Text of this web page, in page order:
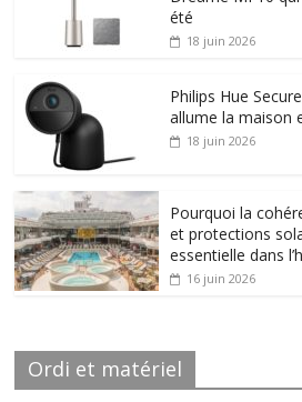
été
18 juin 2026
Philips Hue
allume la maison
18 juin 2026
Pourquoi la
et protections
essentielle dans
16 juin 2026
Ordi et matériel